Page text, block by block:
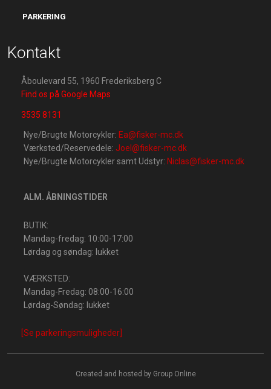
PARKERING
Kontakt
Åboulevard 55, 1960 Frederiksberg C
Find os på Google Maps
3535 8131
Nye/Brugte Motorcykler: Ea@fisker-mc.dk
Værksted/Re​servedele:Joel@fisker-mc.dk
Nye/Brugte Motorcykler samt Udstyr: Niclas@fisker-mc.dk
ALM. ÅBNINGSTIDER
BUTIK:
Mandag-fredag: 10:00-17:00
Lørdag og søndag: lukke​t
VÆRKSTED:
Mandag-Fredag: 08:00-16:00
Lørdag-Søndag: lukket​​
[Se parkeringsmuligheder]
Created and hosted by Group Online